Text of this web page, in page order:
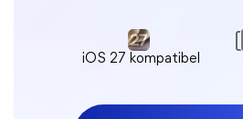
iOS 27 kompatibel